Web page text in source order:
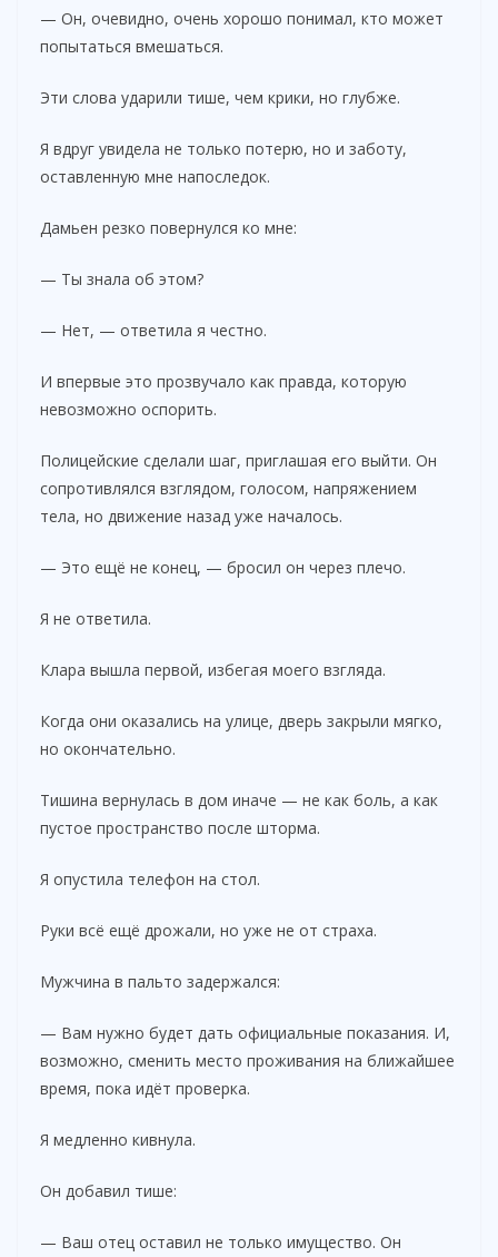
— Он, очевидно, очень хорошо понимал, кто может
попытаться вмешаться.
Эти слова ударили тише, чем крики, но глубже.
Я вдруг увидела не только потерю, но и заботу,
оставленную мне напоследок.
Дамьен резко повернулся ко мне:
— Ты знала об этом?
— Нет, — ответила я честно.
И впервые это прозвучало как правда, которую
невозможно оспорить.
Полицейские сделали шаг, приглашая его выйти. Он
сопротивлялся взглядом, голосом, напряжением
тела, но движение назад уже началось.
— Это ещё не конец, — бросил он через плечо.
Я не ответила.
Клара вышла первой, избегая моего взгляда.
Когда они оказались на улице, дверь закрыли мягко,
но окончательно.
Тишина вернулась в дом иначе — не как боль, а как
пустое пространство после шторма.
Я опустила телефон на стол.
Руки всё ещё дрожали, но уже не от страха.
Мужчина в пальто задержался:
— Вам нужно будет дать официальные показания. И,
возможно, сменить место проживания на ближайшее
время, пока идёт проверка.
Я медленно кивнула.
Он добавил тише:
— Ваш отец оставил не только имущество. Он